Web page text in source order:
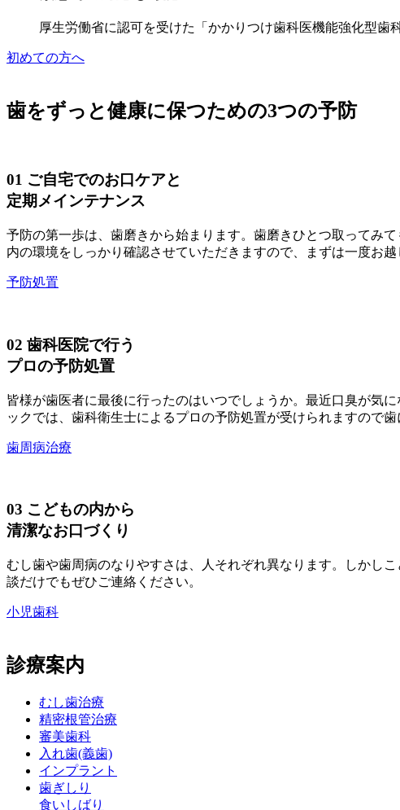
厚生労働省に認可を受けた「かかりつけ歯科医機能強化型歯
初めての方へ
歯をずっと健康に保つための3つの予防
01 ご自宅でのお口ケアと
定期メインテナンス
予防の第一歩は、歯磨きから始まります。歯磨きひとつ取ってみ
内の環境をしっかり確認させていただきますので、まずは一度お越
予防処置
02 歯科医院で行う
プロの予防処置
皆様が歯医者に最後に行ったのはいつでしょうか。最近口臭が気
ックでは、歯科衛生士によるプロの予防処置が受けられますので
歯周病治療
03 こどもの内から
清潔なお口づくり
むし歯や歯周病のなりやすさは、人それぞれ異なります。しかし
談だけでもぜひご連絡ください。
小児歯科
診療案内
むし歯治療
精密根管治療
審美歯科
入れ歯(義歯)
インプラント
歯ぎしり
食いしばり